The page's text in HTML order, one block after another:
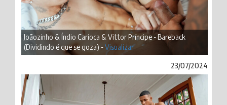
Joãozinho & Índio Carioca & Vittor Príncipe - Bareback
(Dividindo é que se goza) -Visualizar
23/07/2024